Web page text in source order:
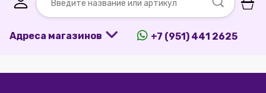
Адреса магазинов +7 (951) 441 2625